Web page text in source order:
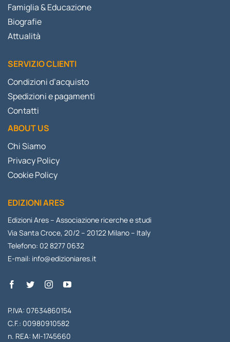
Famiglia & Educazione
Biografie
Attualità
SERVIZIO CLIENTI
Condizioni d’acquisto
Spedizioni e pagamenti
Contatti
ABOUT US
Chi Siamo
Privacy Policy
Cookie Policy
EDIZIONI ARES
Edizioni Ares – Associazione ricerche e studi
Via Santa Croce, 20/2 – 20122 Milano – Italy
Telefono: 02 8277 0632
E-mail: info@edizioniares.it
P.IVA: 07634860154
C.F.: 00980910582
n. REA: MI-1745660